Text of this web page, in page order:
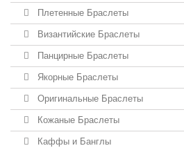
Плетенные Браслеты
Византийские Браслеты
Панцирные Браслеты
Якорные Браслеты
Оригинальные Браслеты
Кожаные Браслеты
Каффы и Банглы